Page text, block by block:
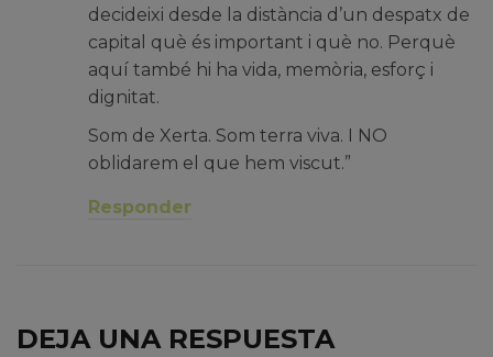
decideixi desde la distància d’un despatx de
capital què és important i què no. Perquè
aquí també hi ha vida, memòria, esforç i
dignitat.
Som de Xerta. Som terra viva. I NO
oblidarem el que hem viscut.”
Responder
DEJA UNA RESPUESTA